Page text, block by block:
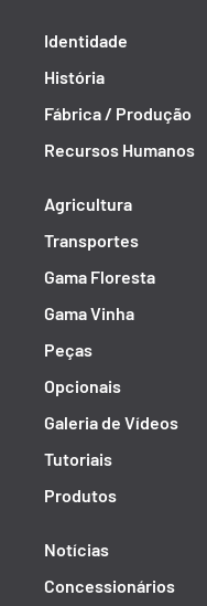
Identidade
História
Fábrica / Produção
Recursos Humanos
Agricultura
Transportes
Gama Floresta
Gama Vinha
Peças
Opcionais
Galeria de Vídeos
Tutoriais
Produtos
Notícias
Concessionários